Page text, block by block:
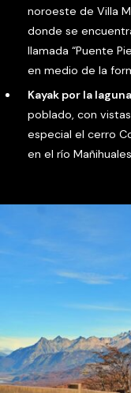
noroeste de Villa
donde se
llamada “Puente
en medio de la
Kayak por la
poblado, con
especial el cerro
en el río